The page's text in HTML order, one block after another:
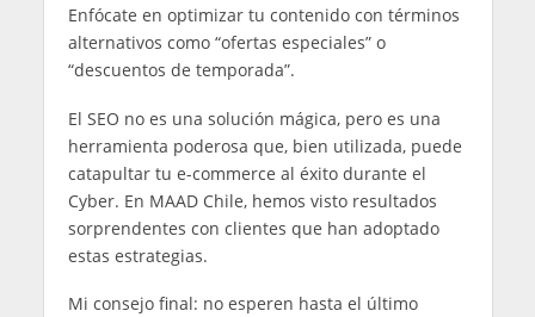
Enfócate en optimizar tu contenido con términos
alternativos como “ofertas especiales” o
“descuentos de temporada”.
El SEO no es una solución mágica, pero es una
herramienta poderosa que, bien utilizada, puede
catapultar tu e-commerce al éxito durante el
Cyber. En MAAD Chile, hemos visto resultados
sorprendentes con clientes que han adoptado
estas estrategias.
Mi consejo final: no esperen hasta el último